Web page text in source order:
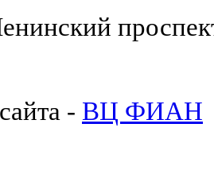
- ВЦ ФИАН